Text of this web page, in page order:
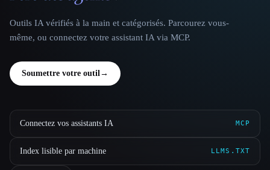
Outils IA vérifiés à la main et catégorisés. Parcourez vous-
même, ou connectez votre assistant IA via MCP.
Soumettre votre outil→
Connectez vos assistants IA MCP
Index lisible par machine LLMS.TXT